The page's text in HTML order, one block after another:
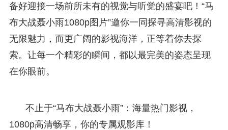
备好迎接一场前所未有的视觉与听觉的盛宴吧！“马
布大战聂小雨1080p图片”邀你一同探寻高清影视的
无限魅力，而更广阔的影视海洋，正等着你去探
索。让每一个精彩的瞬间，都以最完美的姿态呈现
在你眼前。
不止于“马布大战聂小雨”：海量热门影视，
1080p高清畅享，你的专属观影库！